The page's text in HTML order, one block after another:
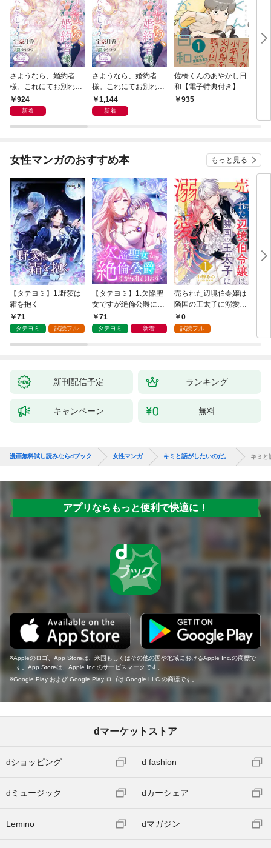
さようなら、婚約者
様。これにてお別れい
たしましょう
924
新着
さようなら、婚約者
様。これにてお別れい
たしましょう【電子書
籍特装版】
1,144
新着
佐橋くんのあやかし日
和【電子特典付き】
935
眠
を
女性マンガのおすすめ本 もっと見る
【タテヨミ】1.野茨は
霜を抱く
71
タテヨミ 試読フル
【タテヨミ】1.欠陥聖
女ですが絶倫公爵にす
がられています
71
タテヨミ 新着
売られた辺境伯令嬢は
隣国の王太子に溺愛さ
れる 1
0
試読フル
千
家
新刊配信予定 ランキング
キャンペーン 無料
漫画無料試し読みならdブック 女性マンガ キミと話がしたいのだ。 キミと
アプリならもっと便利で快適に！
Appleのロゴ、App Storeは、米国もしくはその他の国や地域におけるApple Inc.の商標で
す。App Storeは、Apple Inc.のサービスマークです。
Google Play および Google Play ロゴは Google LLC の商標です。
dマーケットストア
dショッピング d fashion
dミュージック dカーシェア
Lemino dマガジン